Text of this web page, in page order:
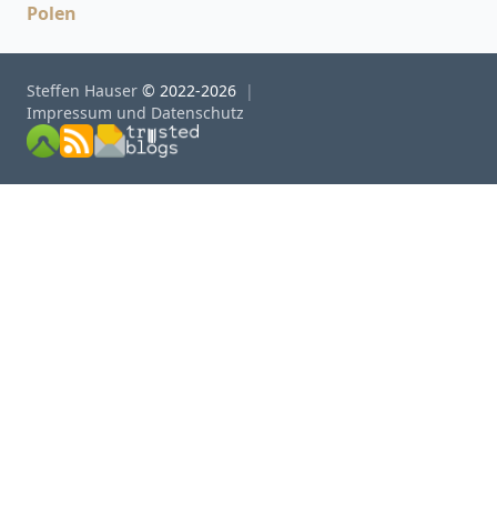
Polen
Steffen Hauser © 2022-2026
Impressum und Datenschutz